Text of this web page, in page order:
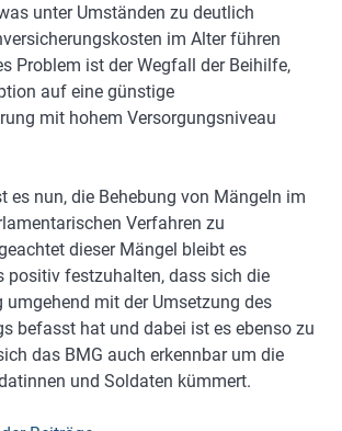
unter Umständen zu deutlich
im Alter führen
Problem ist der Wegfall der Beihilfe,
auf eine günstige
mit hohem Versorgungsniveau
es nun, die Behebung von Mängeln im
Verfahren zu
dieser Mängel bleibt es
positiv festzuhalten, dass sich die
umgehend mit der Umsetzung des
befasst hat und dabei ist es ebenso zu
das BMG auch erkennbar um die
und Soldaten kümmert.